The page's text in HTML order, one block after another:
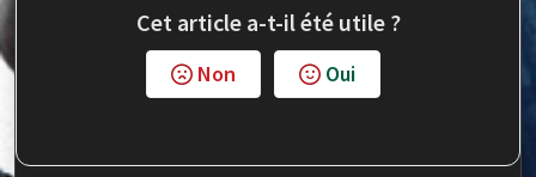
Cet article a-t-il été utile ?
Non Oui